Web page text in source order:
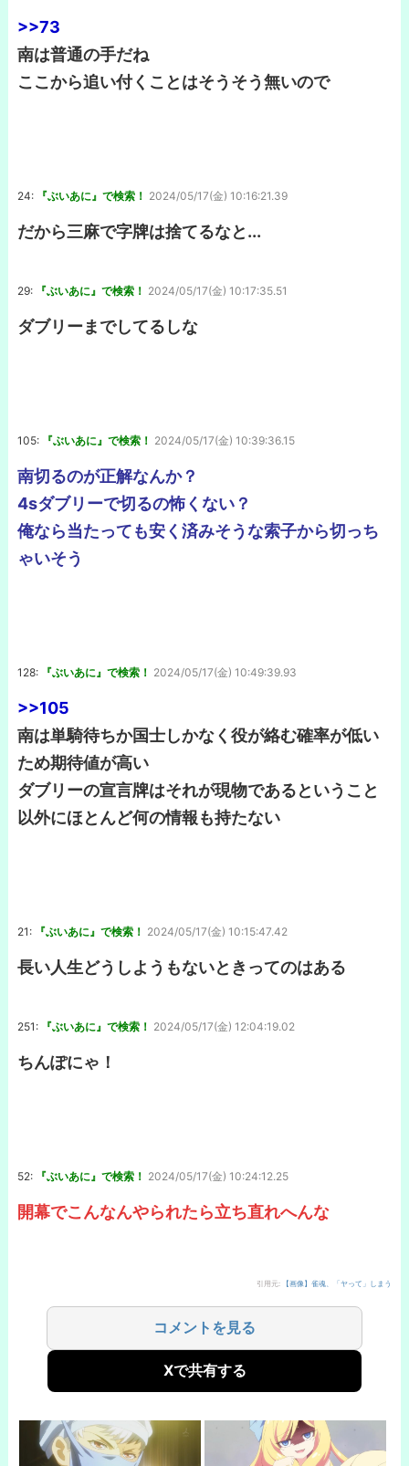
>>73
南は普通の手だね
ここから追い付くことはそうそう無いので
24: 『ぶいあに』で検索！ 2024/05/17(金) 10:16:21.39
だから三麻で字牌は捨てるなと...
29: 『ぶいあに』で検索！ 2024/05/17(金) 10:17:35.51
ダブリーまでしてるしな
105: 『ぶいあに』で検索！ 2024/05/17(金) 10:39:36.15
南切るのが正解なんか？
4sダブリーで切るの怖くない？
俺なら当たっても安く済みそうな索子から切っち
ゃいそう
128: 『ぶいあに』で検索！ 2024/05/17(金) 10:49:39.93
>>105
南は単騎待ちか国士しかなく役が絡む確率が低い
ため期待値が高い
ダブリーの宣言牌はそれが現物であるということ
以外にほとんど何の情報も持たない
21: 『ぶいあに』で検索！ 2024/05/17(金) 10:15:47.42
長い人生どうしようもないときってのはある
251: 『ぶいあに』で検索！ 2024/05/17(金) 12:04:19.02
ちんぽにゃ！
52: 『ぶいあに』で検索！ 2024/05/17(金) 10:24:12.25
開幕でこんなんやられたら立ち直れへんな
引用元: 【画像】雀魂、「ヤって」しまう
コメントを見る
Xで共有する